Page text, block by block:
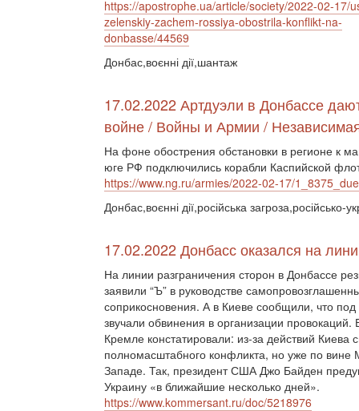
https://apostrophe.ua/article/society/2022-02-17/
zelenskiy-zachem-rossiya-obostrila-konflikt-na-
donbasse/44569
Донбас,воєнні дії,шантаж
17.02.2022 Артдуэли в Донбассе
войне / Войны и Армии /
На фоне обострения обстановки в регионе к
юге РФ подключились корабли Каспийской
https://www.ng.ru/armies/2022-02-17/
Донбас,воєнні дії,російська загроза,російсько-
17.02.2022 Донбасс оказался на
На линии разграничения сторон в Донбассе
заявили “Ъ” в руководстве
соприкосновения. А в Киеве сообщили, что
звучали обвинения в организации
Кремле констатировали: из-за действий
полномасштабного конфликта, но уже по вине
Западе. Так, президент США Джо Байден
Украину «в ближайшие несколько дней».
https://www.kommersant.ru/doc/5218976